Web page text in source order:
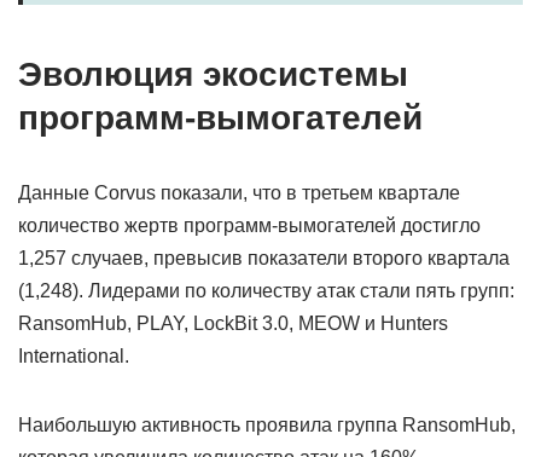
Эволюция экосистемы
программ-вымогателей
Данные Corvus показали, что в третьем квартале
количество жертв программ-вымогателей достигло
1,257 случаев, превысив показатели второго квартала
(1,248). Лидерами по количеству атак стали пять групп:
RansomHub, PLAY, LockBit 3.0, MEOW и Hunters
International.
Наибольшую активность проявила группа RansomHub,